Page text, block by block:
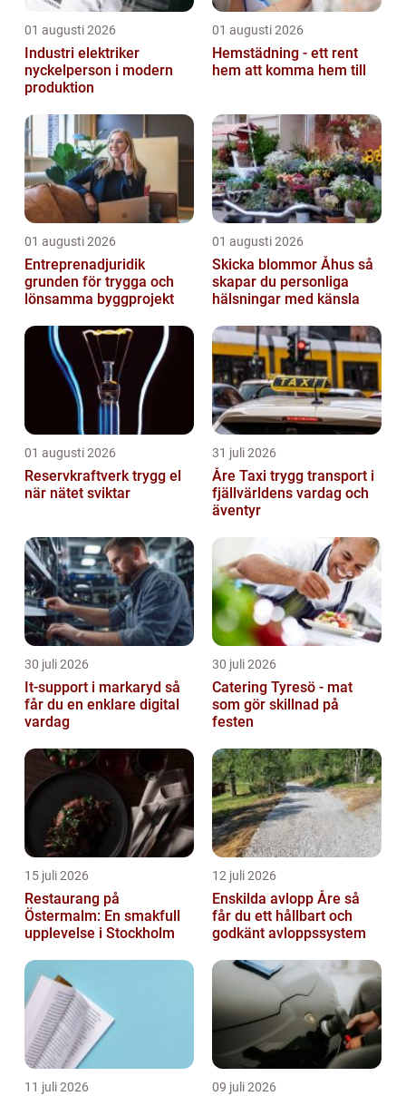
01 augusti 2026
Industri elektriker
nyckelperson i modern
produktion
01 augusti 2026
Hemstädning - ett rent
hem att komma hem till
01 augusti 2026
Entreprenadjuridik
grunden för trygga och
lönsamma byggprojekt
01 augusti 2026
Skicka blommor Åhus så
skapar du personliga
hälsningar med känsla
01 augusti 2026
Reservkraftverk trygg el
när nätet sviktar
31 juli 2026
Åre Taxi trygg transport i
fjällvärldens vardag och
äventyr
30 juli 2026
It-support i markaryd så
får du en enklare digital
vardag
30 juli 2026
Catering Tyresö - mat
som gör skillnad på
festen
15 juli 2026
Restaurang på
Östermalm: En smakfull
upplevelse i Stockholm
12 juli 2026
Enskilda avlopp Åre så
får du ett hållbart och
godkänt avloppssystem
11 juli 2026 09 juli 2026